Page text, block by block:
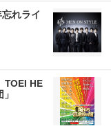
れライ
TOEI HE